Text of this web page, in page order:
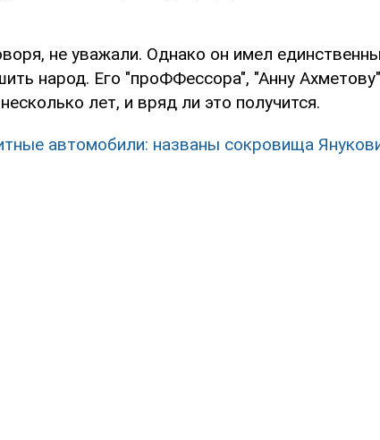
не уважали. Однако он имел
народ. Его "проФФессора", "Анну
лет, и вряд ли это получится.
автомобили: названы сокровища